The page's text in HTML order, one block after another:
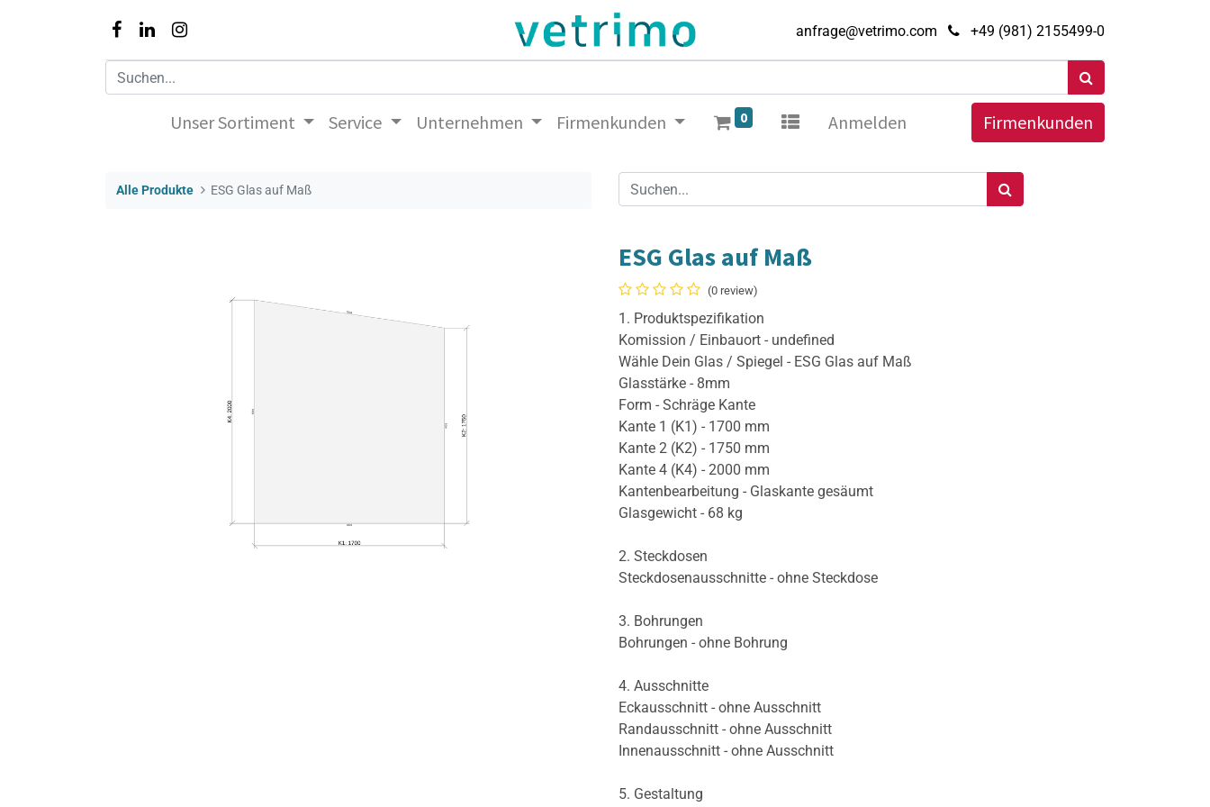
anfrage@vetrimo.com +49 (981) 2155499-0
Unser Sortiment Service Unternehmen Firmenkunden 0 Anmelden Firmenkunden
Alle Produkte ESG Glas auf Maß
ESG Glas auf Maß
(0 review)
1. Produktspezifikation
Komission / Einbauort - undefined
Wähle Dein Glas / Spiegel - ESG Glas auf Maß
Glasstärke - 8mm
Form - Schräge Kante
Kante 1 (K1) - 1700 mm
Kante 2 (K2) - 1750 mm
Kante 4 (K4) - 2000 mm
Kantenbearbeitung - Glaskante gesäumt
Glasgewicht - 68 kg
2. Steckdosen
Steckdosenausschnitte - ohne Steckdose
3. Bohrungen
Bohrungen - ohne Bohrung
4. Ausschnitte
Eckausschnitt - ohne Ausschnitt
Randausschnitt - ohne Ausschnitt
Innenausschnitt - ohne Ausschnitt
5. Gestaltung